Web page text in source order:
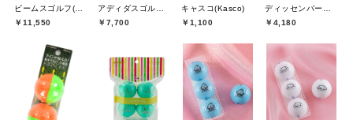
￥11,550
￥7,700
キャスコ(Kasco)
￥1,100
￥4,180